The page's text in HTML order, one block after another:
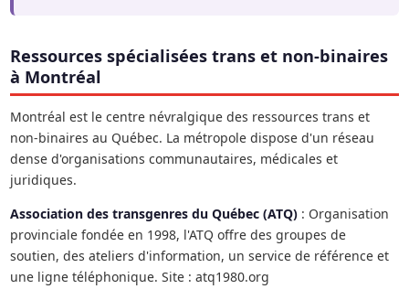
Ressources spécialisées trans et non-binaires
à Montréal
Montréal est le centre névralgique des ressources trans et
non-binaires au Québec. La métropole dispose d'un réseau
dense d'organisations communautaires, médicales et
juridiques.
Association des transgenres du Québec (ATQ) : Organisation
provinciale fondée en 1998, l'ATQ offre des groupes de
soutien, des ateliers d'information, un service de référence et
une ligne téléphonique. Site : atq1980.org